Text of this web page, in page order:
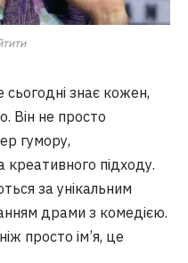
сьогодні знає кожен,
Він не просто
гумору,
підходу.
за унікальним
драми з комедією.
просто ім’я, це